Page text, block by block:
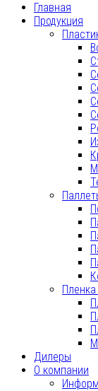
Главная
Продукция
Дилеры
О компании